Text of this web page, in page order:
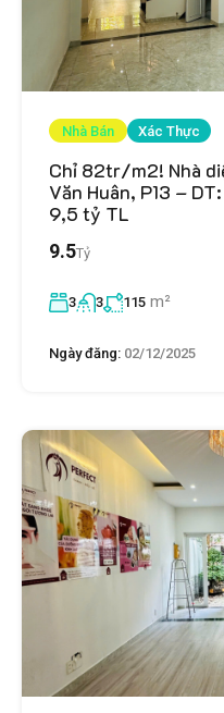
Nhà Bán Xác Thực
Chỉ 82tr/m2! Nhà
Văn Huân, P13 –
9,5 tỷ TL
9.5Tỷ
3 3 115 m²
Ngày đăng: 02/12/2025